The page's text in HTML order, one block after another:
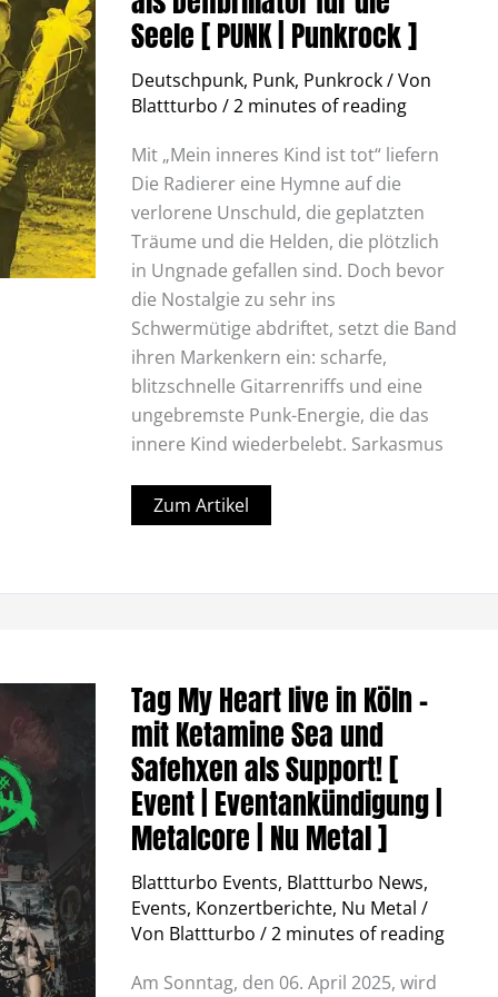
Seele [ PUNK | Punkrock ]
Deutschpunk, Punk, Punkrock/ Von
Blattturbo /2 minutes of reading
Mit „Mein inneres Kind ist tot“ liefern
Die Radierer eine Hymne auf die
verlorene Unschuld, die geplatzten
Träume und die Helden, die plötzlich
in Ungnade gefallen sind. Doch bevor
die Nostalgie zu sehr ins
Schwermütige abdriftet, setzt die Band
ihren Markenkern ein: scharfe,
blitzschnelle Gitarrenriffs und eine
ungebremste Punk-Energie, die das
innere Kind wiederbelebt. Sarkasmus
Punk
als
Defibrillator
die
Seele
[
|
Punkrock
]
Zum Artikel
Tag My Heart live in Köln –
mit Ketamine Sea und
Safehxen als Support! [
Event | Eventankündigung |
Metalcore | Nu Metal ]
Blattturbo Events, Blattturbo News,
Events, Konzertberichte, Nu Metal /
Von Blattturbo /2 minutes of reading
Am Sonntag, den 06. April 2025, wird
live
in
Köln
–
mit
Ketamine
Sea
und
Safehxen
als
Support!
[
Event
|
Eventankündigung
Metalcore